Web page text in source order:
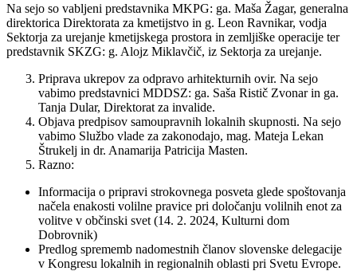
Na sejo so vabljeni predstavnika MKPG: ga. Maša Žagar, generalna
direktorica Direktorata za kmetijstvo in g. Leon Ravnikar, vodja
Sektorja za urejanje kmetijskega prostora in zemljiške operacije ter
predstavnik SKZG: g. Alojz Miklavčič, iz Sektorja za urejanje.
Priprava ukrepov za odpravo arhitekturnih ovir. Na sejo
vabimo predstavnici MDDSZ: ga. Saša Ristič Zvonar in ga.
Tanja Dular, Direktorat za invalide.
Objava predpisov samoupravnih lokalnih skupnosti. Na sejo
vabimo Službo vlade za zakonodajo, mag. Mateja Lekan
Štrukelj in dr. Anamarija Patricija Masten.
Razno:
Informacija o pripravi strokovnega posveta glede spoštovanja
načela enakosti volilne pravice pri določanju volilnih enot za
volitve v občinski svet (14. 2. 2024, Kulturni dom
Dobrovnik)
Predlog sprememb nadomestnih članov slovenske delegacije
v Kongresu lokalnih in regionalnih oblasti pri Svetu Evrope.